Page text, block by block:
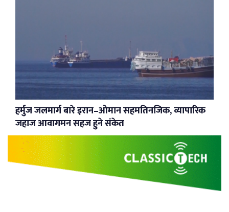
हर्मुज जलमार्ग बारे इरान–ओमान सहमतिनजिक, व्यापारिक
जहाज आवागमन सहज हुने संकेत